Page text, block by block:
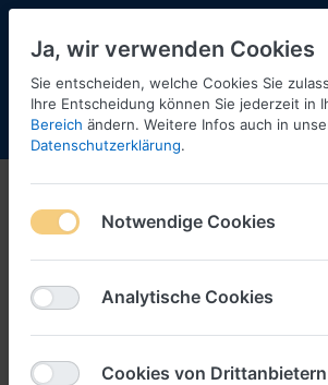
Menü Anmelden
Ja, wir verwenden Cookies
Sie entscheiden, welche Cookies Sie
Ihre Entscheidung können Sie jederzeit in
Bereich ändern. Weitere Infos auch in
Datenschutzerklärung.
Notwendige Cookies
Analytische Cookies
Cookies von Drittanbietern